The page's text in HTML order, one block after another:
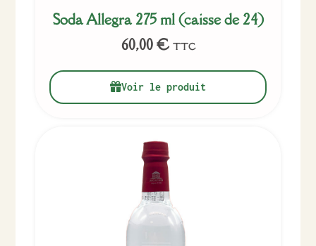
Soda Allegra 275 ml (caisse de 24)
60,00€ TTC
Voir le produit